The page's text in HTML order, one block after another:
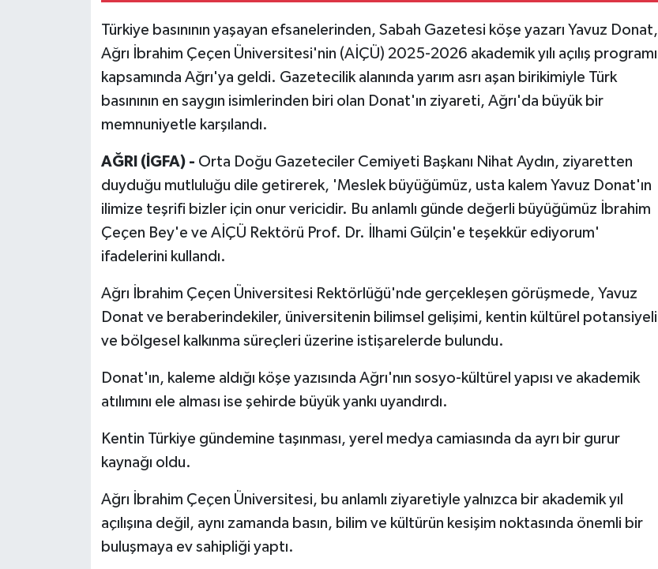
Türkiye basınının yaşayan efsanelerinden, Sabah Gazetesi köşe yazarı Yavuz Donat,
Ağrı İbrahim Çeçen Üniversitesi'nin (AİÇÜ) 2025-2026 akademik yılı açılış programı
kapsamında Ağrı'ya geldi. Gazetecilik alanında yarım asrı aşan birikimiyle Türk
basınının en saygın isimlerinden biri olan Donat'ın ziyareti, Ağrı'da büyük bir
memnuniyetle karşılandı.
AĞRI (İGFA) - Orta Doğu Gazeteciler Cemiyeti Başkanı Nihat Aydın, ziyaretten
duyduğu mutluluğu dile getirerek, 'Meslek büyüğümüz, usta kalem Yavuz Donat'ın
ilimize teşrifi bizler için onur vericidir. Bu anlamlı günde değerli büyüğümüz İbrahim
Çeçen Bey'e ve AİÇÜ Rektörü Prof. Dr. İlhami Gülçin'e teşekkür ediyorum'
ifadelerini kullandı.
Ağrı İbrahim Çeçen Üniversitesi Rektörlüğü'nde gerçekleşen görüşmede, Yavuz
Donat ve beraberindekiler, üniversitenin bilimsel gelişimi, kentin kültürel potansiyeli
ve bölgesel kalkınma süreçleri üzerine istişarelerde bulundu.
Donat'ın, kaleme aldığı köşe yazısında Ağrı'nın sosyo-kültürel yapısı ve akademik
atılımını ele alması ise şehirde büyük yankı uyandırdı.
Kentin Türkiye gündemine taşınması, yerel medya camiasında da ayrı bir gurur
kaynağı oldu.
Ağrı İbrahim Çeçen Üniversitesi, bu anlamlı ziyaretiyle yalnızca bir akademik yıl
açılışına değil, aynı zamanda basın, bilim ve kültürün kesişim noktasında önemli bir
buluşmaya ev sahipliği yaptı.